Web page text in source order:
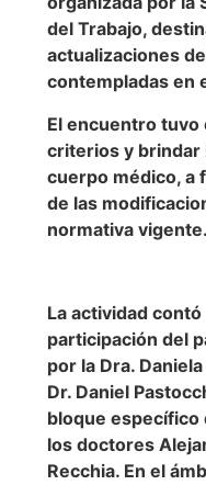
del Trabajo,
actualizaciones
contempladas en
El encuentro
criterios y brindar
cuerpo médico, a
de las
normativa vigente.
La actividad
participación del
por la Dra.
Dr. Daniel
bloque específico
los doctores
Recchia. En el